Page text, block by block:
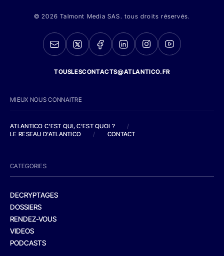
© 2026 Talmont Media SAS. tous droits réservés.
TOUSLESCONTACTS@ATLANTICO.FR
MIEUX NOUS CONNAITRE
ATLANTICO C'EST QUI, C'EST QUOI ?
/
LE RESEAU D'ATLANTICO
/ CONTACT
CATEGORIES
DECRYPTAGES
DOSSIERS
RENDEZ-VOUS
VIDEOS
PODCASTS